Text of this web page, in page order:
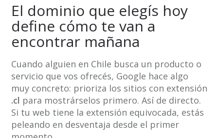
El dominio que elegís hoy
define cómo te van a
encontrar mañana
Cuando alguien en Chile busca un producto o
servicio que vos ofrecés, Google hace algo
muy concreto: prioriza los sitios con extensión
.cl para mostrárselos primero. Así de directo.
Si tu web tiene la extensión equivocada, estás
peleando en desventaja desde el primer